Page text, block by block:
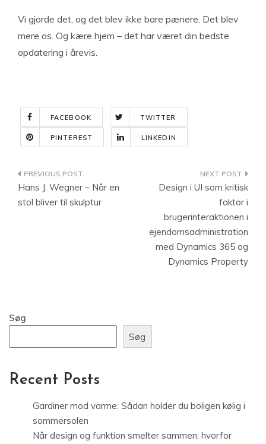
Vi gjorde det, og det blev ikke bare pænere. Det blev
mere os. Og kære hjem – det har været din bedste
opdatering i årevis.
FACEBOOK TWITTER
PINTEREST LINKEDIN
Indlægsnavigation
Hans J. Wegner – Når en
stol bliver til skulptur
Design i UI som kritisk
faktor i
brugerinteraktionen i
ejendomsadministration
med Dynamics 365 og
Dynamics Property
Søg
Søg
Recent Posts
Gardiner mod varme: Sådan holder du boligen kølig i
sommersolen
Når design og funktion smelter sammen: hvorfor